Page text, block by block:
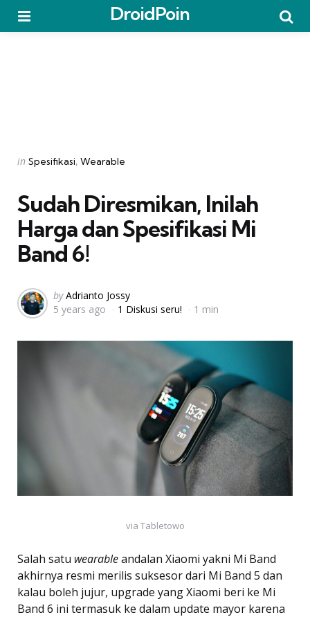
DroidPoin
Categories
Posted
in Spesifikasi Wearable
Sudah Diresmikan, Inilah
Harga dan Spesifikasi Mi
Band 6!
Posted
by
by Adrianto Jossy
5 years ago
1 Diskusi seru! 1 min
via Tabletowo
Salah satu wearableandalan Xiaomi yakni Mi Band
akhirnya resmi merilis suksesor dari Mi Band 5 dan
kalau boleh jujur, upgrade yang Xiaomi beri ke Mi
Band 6 ini termasuk ke dalam update mayor karena